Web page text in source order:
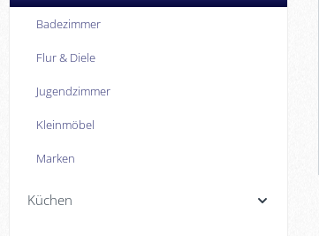
Badezimmer
Flur & Diele
Jugendzimmer
Kleinmöbel
Marken
Küchen